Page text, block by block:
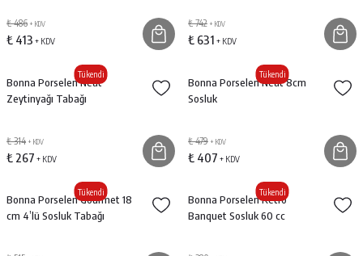
₺ 486 + KDV
₺ 413 + KDV
₺ 742 + KDV
₺ 631 + KDV
Tükendi
Bonna Porselen Neat
Zeytinyağı Tabağı
₺ 314 + KDV
₺ 267 + KDV
Tükendi
Bonna Porselen Neat 8cm
Sosluk
₺ 479 + KDV
₺ 407 + KDV
Tükendi
Bonna Porselen Gourmet 18
cm 4’lü Sosluk Tabağı
Tükendi
Bonna Porselen Retro
Banquet Sosluk 60 cc